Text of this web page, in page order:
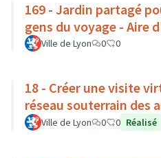
169 - Jardin partagé
gens du voyage - Aire
Ville de Lyon 0 0
18 - Créer une visite
réseau souterrain des
Ville de Lyon 0 0 Réalisé